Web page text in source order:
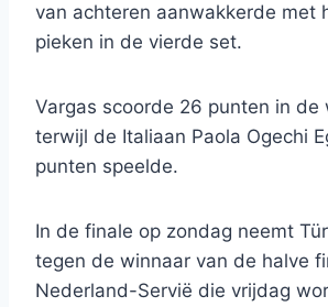
van achteren aanwakkerde met
pieken in de vierde set.
Vargas scoorde 26 punten in de
terwijl de Italiaan Paola Ogechi
punten speelde.
In de finale op zondag neemt
tegen de winnaar van de halve
Nederland-Servië die vrijdag